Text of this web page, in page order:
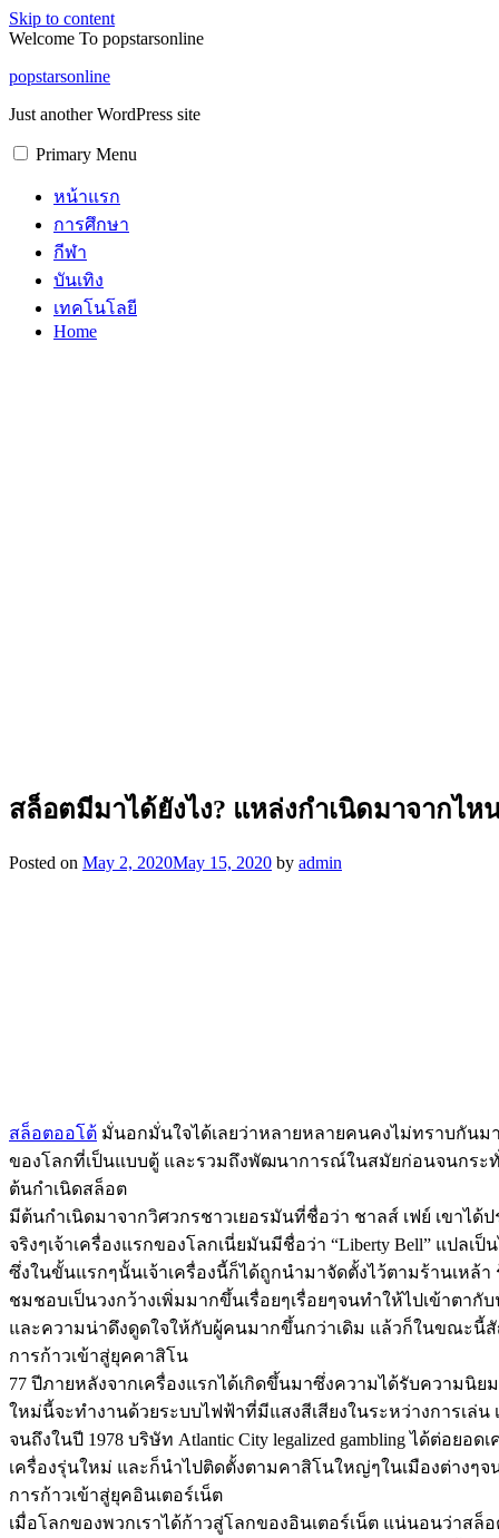
Skip to content
Welcome To popstarsonline
popstarsonline
Just another WordPress site
Primary Menu
หน้าแรก
การศึกษา
กีฬา
บันเทิง
เทคโนโลยี
Home
สล็อตมีมาได้ยังไง? แหล่งกำเนิดมาจากไห
Posted on May 2, 2020May 15, 2020 by admin
สล็อตออโต้ มั่นอกมั่นใจได้เลยว่าหลายหลายคนคงไม่ทราบกัน
ของโลกที่เป็นแบบตู้ และรวมถึงพัฒนาการณ์ในสมัยก่อนจนกระทั่
ต้นกำเนิดสล็อต
มีต้นกำเนิดมาจากวิศวกรชาวเยอรมันที่ชื่อว่า ชาลส์ เฟย์ เขาไ
จริงๆเจ้าเครื่องแรกของโลกเนี่ยมันมีชื่อว่า “Liberty Bell” แป
ซึ่งในขั้นแรกๆนั้นเจ้าเครื่องนี้ก็ได้ถูกนำมาจัดตั้งไว้ตามร้านเหล้
ชมชอบเป็นวงกว้างเพิ่มมากขึ้นเรื่อยๆเรื่อยๆจนทำให้ไปเข้าตา
และความน่าดึงดูดใจให้กับผู้คนมากขึ้นกว่าเดิม แล้วก็ในขณะนี้
การก้าวเข้าสู่ยุคคาสิโน
77 ปีภายหลังจากเครื่องแรกได้เกิดขึ้นมาซึ่งความได้รับความนิย
ใหม่นี้จะทำงานด้วยระบบไฟฟ้าที่มีแสงสีเสียงในระหว่างการเล่
จนถึงในปี 1978 บริษัท Atlantic City legalized gambling ได้ต่อยอ
เครื่องรุ่นใหม่ และก็นำไปติดตั้งตามคาสิโนใหญ่ๆในเมืองต่างๆ
การก้าวเข้าสู่ยุคอินเตอร์เน็ต
เมื่อโลกของพวกเราได้ก้าวสู่โลกของอินเตอร์เน็ต แน่นอนว่าส